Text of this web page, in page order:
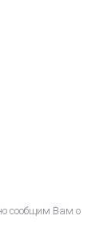
сообщим Вам о